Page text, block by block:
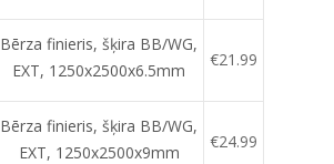
Bērza finieris, šķira BB/WG,
EXT, 1250x2500x6.5mm
€21.99
Bērza finieris, šķira BB/WG,
EXT, 1250x2500x9mm
€24.99